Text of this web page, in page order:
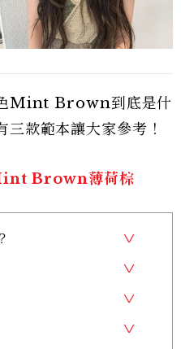
色Mint Brown到底是什
款範本讓大家參考！
Brown薄荷棕